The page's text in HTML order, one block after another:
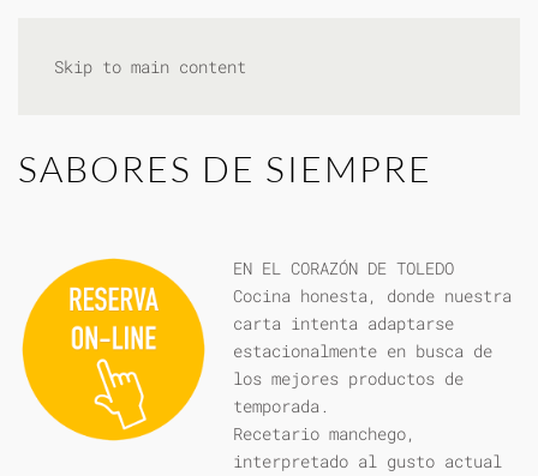
Skip to main content
SABORES DE SIEMPRE
EN EL CORAZÓN DE TOLEDO
Cocina honesta, donde nuestra
carta intenta adaptarse
estacionalmente en busca de
los mejores productos de
temporada.
Recetario manchego,
interpretado al gusto actual